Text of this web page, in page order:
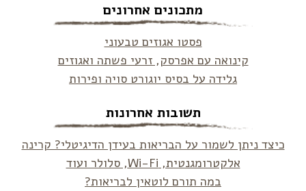
מתכונים אחרונים
פסטו אגוזים טבעוני
קינואה עם אפרסק, זרעי פשתה ואגוזים
גלידה על בסיס יוגורט סויה ופירות
תשובות אחרונות
כיצד ניתן לשמור על הבריאות בעידן הדיגיטלי? קרינה
אלקטרומגנטית, Wi-Fi, סלולר ועוד
במה תורם לוטאין לבריאות?